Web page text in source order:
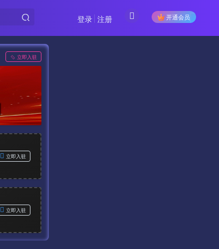
开通会员
登录 注册
立即入驻
立即入驻
立即入驻